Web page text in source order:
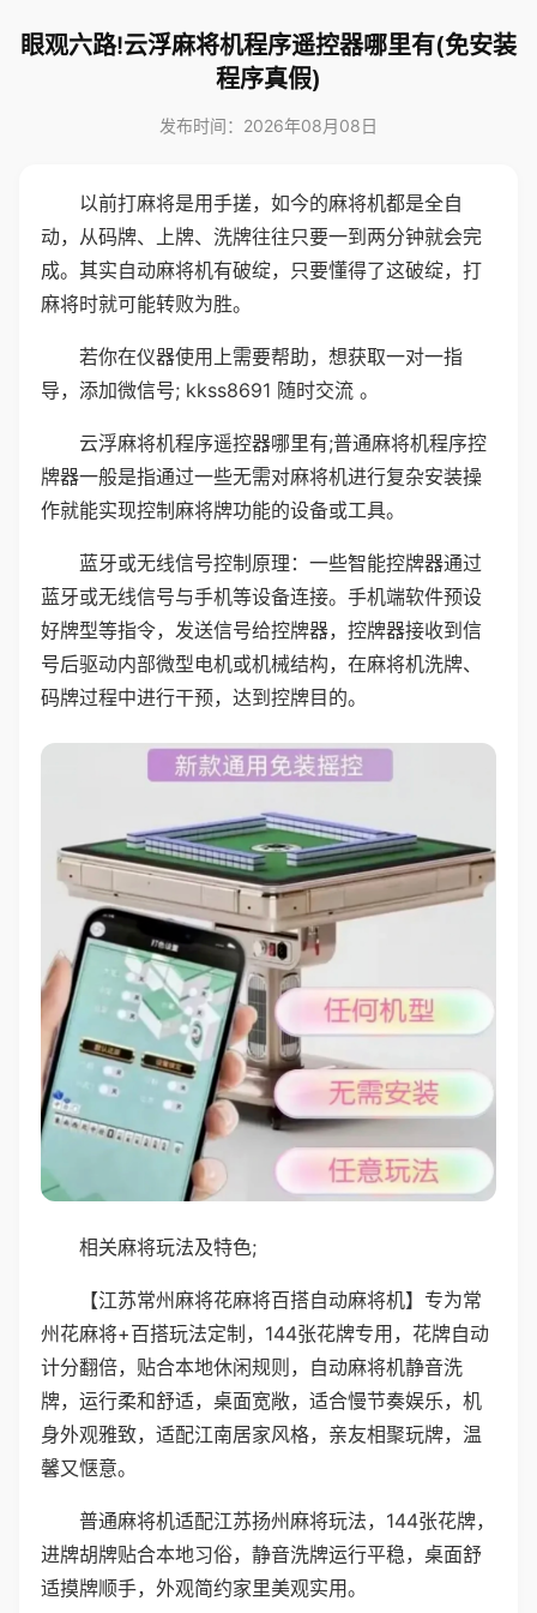
眼观六路!云浮麻将机程序遥控器哪里有(免安装
程序真假)
发布时间：2026年08月08日
以前打麻将是用手搓，如今的麻将机都是全自
动，从码牌、上牌、洗牌往往只要一到两分钟就会完
成。其实自动麻将机有破绽，只要懂得了这破绽，打
麻将时就可能转败为胜。
若你在仪器使用上需要帮助，想获取一对一指
导，添加微信号; kkss8691 随时交流 。
云浮麻将机程序遥控器哪里有;普通麻将机程序控
牌器一般是指通过一些无需对麻将机进行复杂安装操
作就能实现控制麻将牌功能的设备或工具。
蓝牙或无线信号控制原理：一些智能控牌器通过
蓝牙或无线信号与手机等设备连接。手机端软件预设
好牌型等指令，发送信号给控牌器，控牌器接收到信
号后驱动内部微型电机或机械结构，在麻将机洗牌、
码牌过程中进行干预，达到控牌目的。
相关麻将玩法及特色;
【江苏常州麻将花麻将百搭自动麻将机】专为常
州花麻将+百搭玩法定制，144张花牌专用，花牌自动
计分翻倍，贴合本地休闲规则，自动麻将机静音洗
牌，运行柔和舒适，桌面宽敞，适合慢节奏娱乐，机
身外观雅致，适配江南居家风格，亲友相聚玩牌，温
馨又惬意。
普通麻将机适配江苏扬州麻将玩法，144张花牌，
进牌胡牌贴合本地习俗，静音洗牌运行平稳，桌面舒
适摸牌顺手，外观简约家里美观实用。